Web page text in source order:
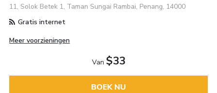
11, Solok Betek 1, Taman Sungai Rambai, Penang, 14000
Gratis internet
Meer voorzieningen
Van $33
BOEK NU